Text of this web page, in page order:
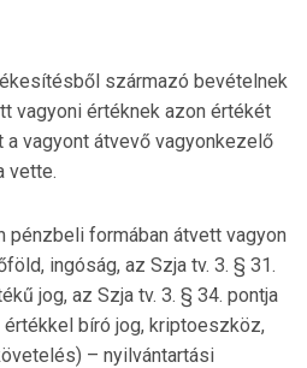
származó bevételnek
vagyoni értéknek azon értékét
vagyont átvevő vagyonkezelő
vette.
pénzbeli formában átvett vagyon
ingóság, az Szja tv. 3. § 31.
jog, az Szja tv. 3. § 34. pontja
bíró jog, kriptoeszköz,
– nyilvántartási